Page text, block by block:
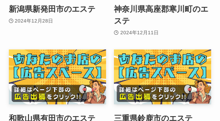
新潟県新発田市のエステ
2024年12月28日
神奈川県高座郡寒川町のエ
ステ
2024年12月11日
和歌山県有田市のエステ 三重県鈴鹿市のエステ